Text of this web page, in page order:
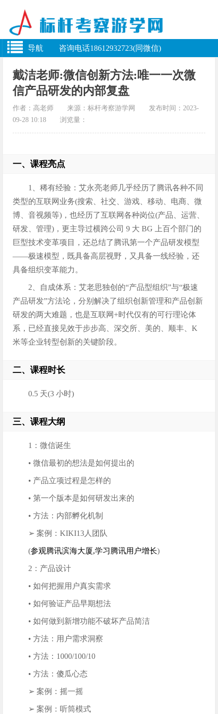
导航 咨询电话18612932723(同微信)
戴洁老师:微信创新方法:唯一一次微
信产品研发的内部复盘
作者：高老师 来源：标杆考察游学网 发布时间：2023-
09-28 10:18 浏览量：
一、课程亮点
1、稀有经验：艾永亮老师几乎经历了腾讯各种不同
类型的互联网业务(搜索、社交、游戏、移动、电商、微
博、音视频等)，也经历了互联网各种岗位(产品、运营、
研发、管理)，更主导过横跨公司 9 大 BG 上百个部门的
巨型技术变革项目，还总结了腾讯第一个产品研发模型
——极速模型，既具备高层视野，又具备一线经验，还
具备组织变革能力。
2、自成体系：艾老思独创的“产品型组织”与“极速
产品研发”方法论，分别解决了组织创新管理和产品创新
研发的两大难题，也是互联网+时代仅有的可行理论体
系，已经直接见效于步步高、深交所、美的、顺丰、K
米等企业转型创新的关键阶段。
二、课程时长
0.5 天(3 小时)
三、课程大纲
1：微信诞生
• 微信最初的想法是如何提出的
• 产品立项过程是怎样的
• 第一个版本是如何研发出来的
• 方法：内部孵化机制
➢ 案例：KIKI13人团队
(参观腾讯滨海大厦,学习腾讯用户增长)
2：产品设计
• 如何把握用户真实需求
• 如何验证产品早期想法
• 如何做到新增功能不破坏产品简洁
• 方法：用户需求洞察
• 方法：1000/100/10
• 方法：傻瓜心态
➢ 案例：摇一摇
➢ 案例：听筒模式